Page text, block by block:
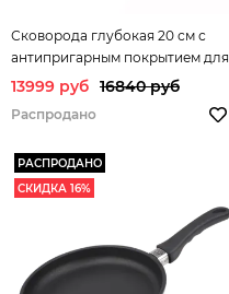
Сковорода глубокая 20 см с
антипригарным покрытием для
индукционной плиты AMT
13999 руб 16840 руб
Распродано
РАСПРОДАНО
СКИДКА 16%